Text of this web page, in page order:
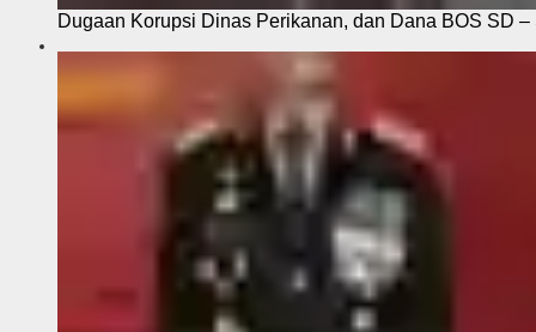
Dugaan Korupsi Dinas Perikanan, dan Dana BOS SD